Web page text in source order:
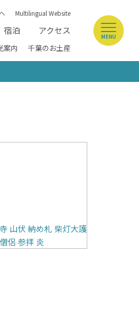
Multilingual Website
宿泊 アクセス
案内 千葉のお土産
MENU
山伏 納め札 柴灯大護
僧侶 参拝 炎